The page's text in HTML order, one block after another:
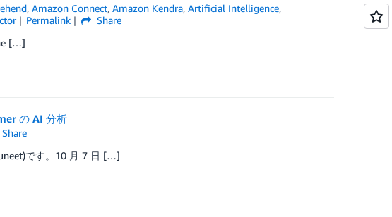
,Amazon Connect,Amazon Kendra,Artificial Intelligence,
Permalink
Share
[…]
の AI 分析
Share
です。10 月 7 日 […]